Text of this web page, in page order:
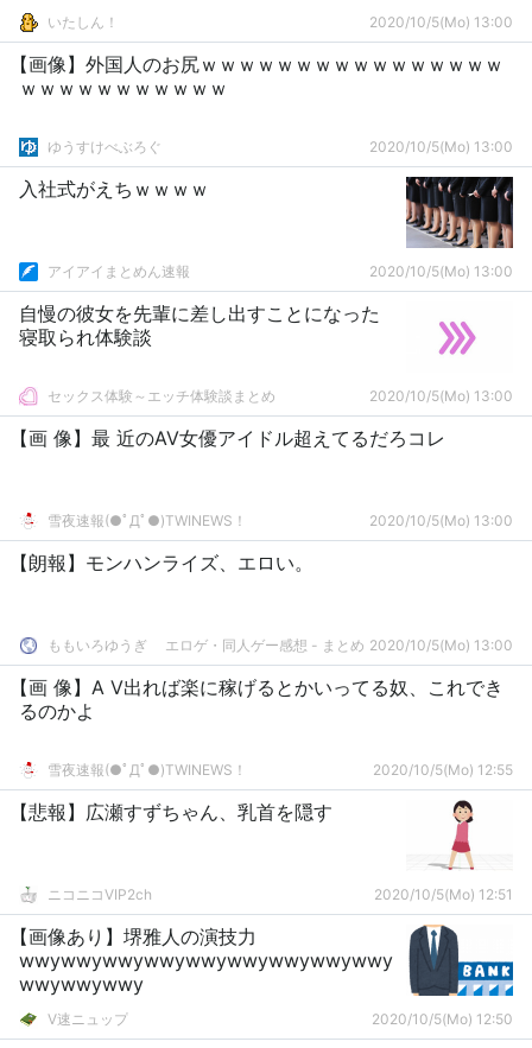
いたしん！ 2020/10/5(Mo) 13:00
【画像】外国人のお尻ｗｗｗｗｗｗｗｗｗｗｗｗｗｗｗｗ
ｗｗｗｗｗｗｗｗｗｗｗ
ゆうすけべぶろぐ 2020/10/5(Mo) 13:00
入社式がえちｗｗｗｗ
アイアイまとめん速報 2020/10/5(Mo) 13:00
自慢の彼女を先輩に差し出すことになった
寝取られ体験談
セックス体験～エッチ体験談まとめ 2020/10/5(Mo) 13:00
【画 像】最 近のAV女優アイドル超えてるだろコレ
雪夜速報(●ﾟДﾟ●)TWINEWS！ 2020/10/5(Mo) 13:00
【朗報】モンハンライズ、エロい。
ももいろゆうぎ エロゲ・同人ゲー感想 - まとめ 2020/10/5(Mo) 13:00
【画 像】A V出れば楽に稼げるとかいってる奴、これでき
るのかよ
雪夜速報(●ﾟДﾟ●)TWINEWS！ 2020/10/5(Mo) 12:55
【悲報】広瀬すずちゃん、乳首を隠す
ニコニコVIP2ch 2020/10/5(Mo) 12:51
【画像あり】堺雅人の演技力
wwywwywwywwywwywwywwywwywwy
wwywwywwy
V速ニュップ 2020/10/5(Mo) 12:50